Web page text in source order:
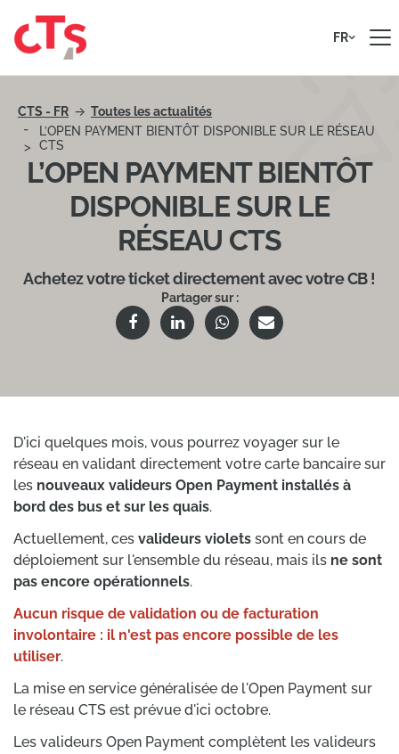
FR
CTS - FR
Toutes les actualités
L’OPEN PAYMENT BIENTÔT DISPONIBLE SUR LE RÉSEAU
CTS
L’OPEN PAYMENT BIENTÔT
DISPONIBLE SUR LE
RÉSEAU CTS
Achetez votre ticket directement avec votre CB !
Partager sur :
D'ici quelques mois, vous pourrez voyager sur le
réseau en validant directement votre carte bancaire sur
les nouveaux valideurs Open Payment installés à
bord des bus et sur les quais.
Actuellement, ces valideurs violets sont en cours de
déploiement sur l'ensemble du réseau, mais ils ne sont
pas encore opérationnels.
Aucun risque de validation ou de facturation
involontaire : il n'est pas encore possible de les
utiliser.
La mise en service généralisée de l'Open Payment sur
le réseau CTS est prévue d'ici octobre.
Les valideurs Open Payment complètent les valideurs